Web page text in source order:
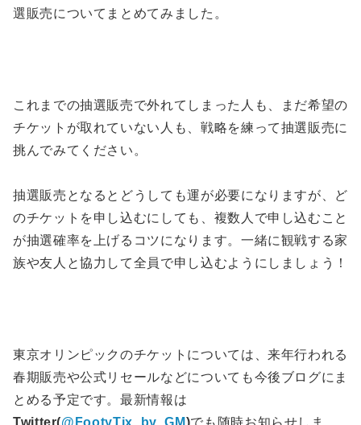
選販売についてまとめてみました。
これまでの抽選販売で外れてしまった人も、まだ希望の
チケットが取れていない人も、戦略を練って抽選販売に
挑んでみてください。
抽選販売となるとどうしても運が必要になりますが、ど
のチケットを申し込むにしても、複数人で申し込むこと
が抽選確率を上げるコツになります。一緒に観戦する家
族や友人と協力して全員で申し込むようにしましょう！
東京オリンピックのチケットについては、来年行われる
春期販売や公式リセールなどについても今後ブログにま
とめる予定です。最新情報は
Twitter(@FootyTix_by_GM)でも随時お知らせしま